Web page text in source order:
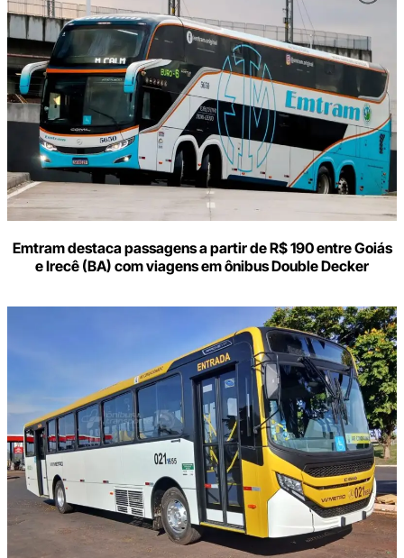
Emtram destaca passagens a partir de R$ 190 entre Goiás
e Irecê (BA) com viagens em ônibus Double Decker
o
seu
e-
mail